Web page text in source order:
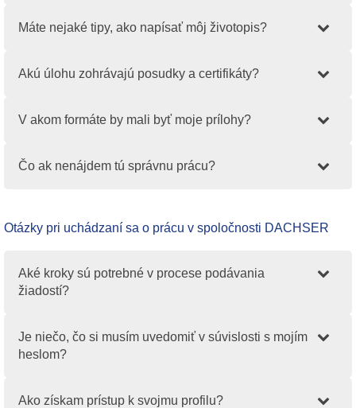
Máte nejaké tipy, ako napísať môj životopis?
Akú úlohu zohrávajú posudky a certifikáty?
V akom formáte by mali byť moje prílohy?
Čo ak nenájdem tú správnu prácu?
Otázky pri uchádzaní sa o prácu v spoločnosti DACHSER
Aké kroky sú potrebné v procese podávania
žiadostí?
Je niečo, čo si musím uvedomiť v súvislosti s mojím
heslom?
Ako získam prístup k svojmu profilu?